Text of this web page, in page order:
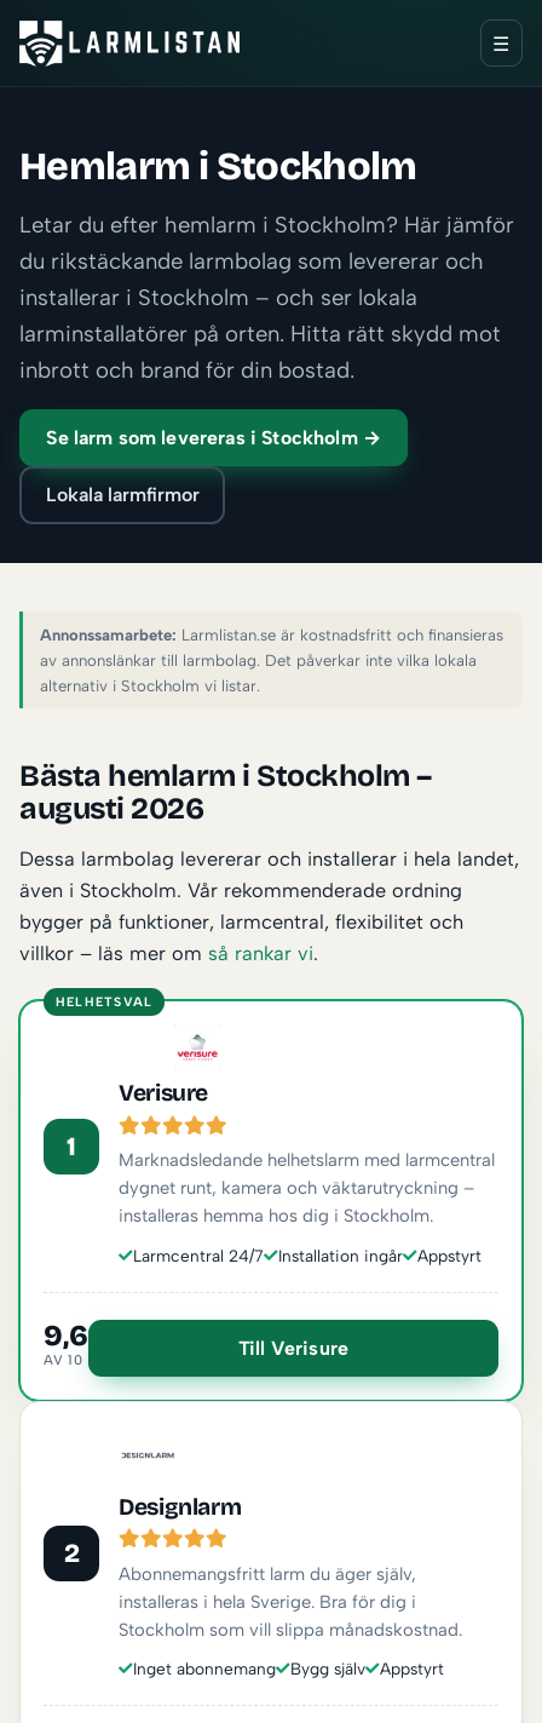
☰
Hemlarm i Stockholm
Letar du efter hemlarm i Stockholm? Här jämför
du rikstäckande larmbolag som levererar och
installerar i Stockholm – och ser lokala
larminstallatörer på orten. Hitta rätt skydd mot
inbrott och brand för din bostad.
Se larm som levereras i Stockholm →
Lokala larmfirmor
Annonssamarbete: Larmlistan.se är kostnadsfritt och finansieras
av annonslänkar till larmbolag. Det påverkar inte vilka lokala
alternativ i Stockholm vi listar.
Bästa hemlarm i Stockholm –
augusti 2026
Dessa larmbolag levererar och installerar i hela landet,
även i Stockholm. Vår rekommenderade ordning
bygger på funktioner, larmcentral, flexibilitet och
villkor – läs mer om så rankar vi.
HELHETSVAL
1
Verisure
Marknadsledande helhetslarm med larmcentral
dygnet runt, kamera och väktarutryckning –
installeras hemma hos dig i Stockholm.
Larmcentral 24/7 Installation ingår Appstyrt
9,6
AV 10
Till Verisure
2
Designlarm
Abonnemangsfritt larm du äger själv,
installeras i hela Sverige. Bra för dig i
Stockholm som vill slippa månadskostnad.
Inget abonnemang Bygg själv Appstyrt